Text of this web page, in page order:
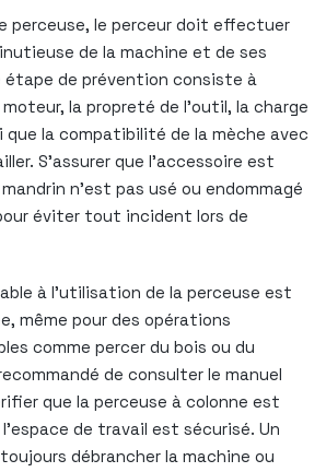
perceuse, le perceur doit effectuer
de la machine et de ses
étape de prévention consiste à
la propreté de l’outil, la charge
que la compatibilité de la mèche avec
S’assurer que l’accessoire est
n’est pas usé ou endommagé
éviter tout incident lors de
à l’utilisation de la perceuse est
même pour des opérations
comme percer du bois ou du
de consulter le manuel
que la perceuse à colonne est
de travail est sécurisé. Un
débrancher la machine ou